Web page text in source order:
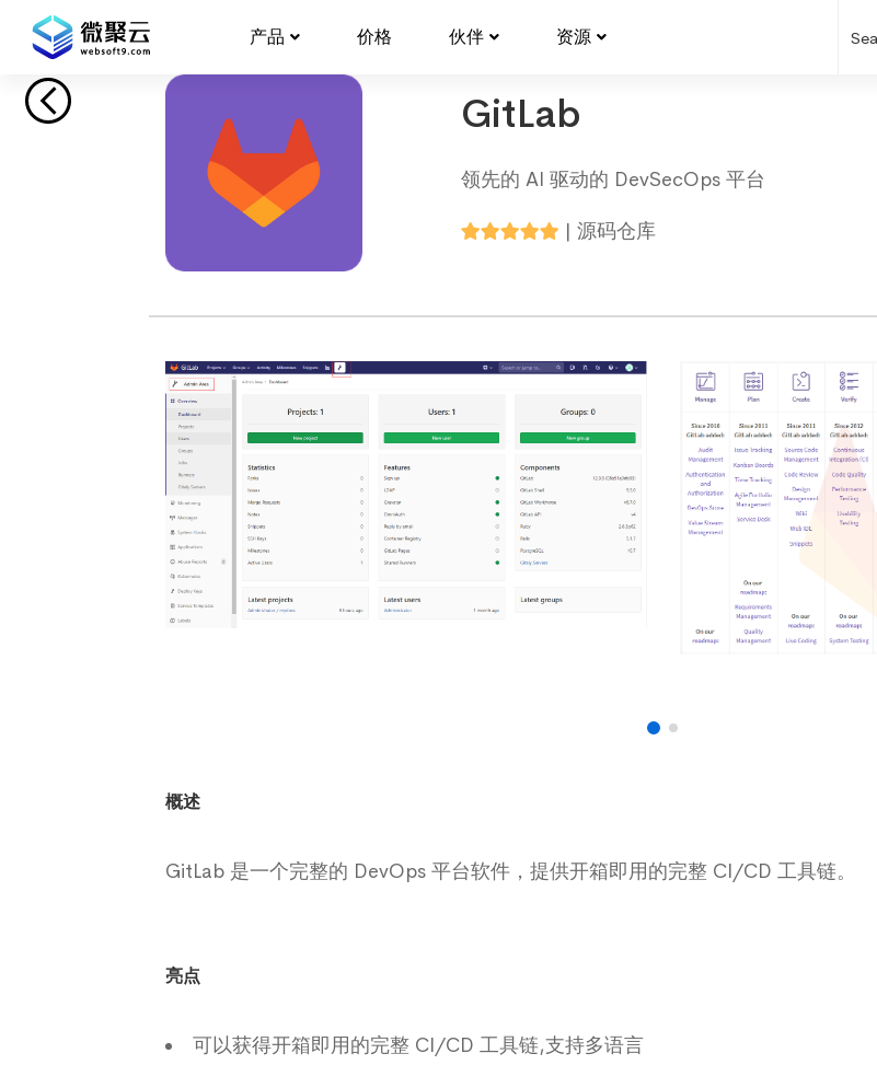
产品 价格 伙伴 资源
GitLab
领先的 AI 驱动的 DevSecOps 平台
| 源码仓库
概述
GitLab 是一个完整的 DevOps 平台软件，提供开箱即用的完整 CI/CD 工具链。
亮点
可以获得开箱即用的完整 CI/CD 工具链,支持多语言